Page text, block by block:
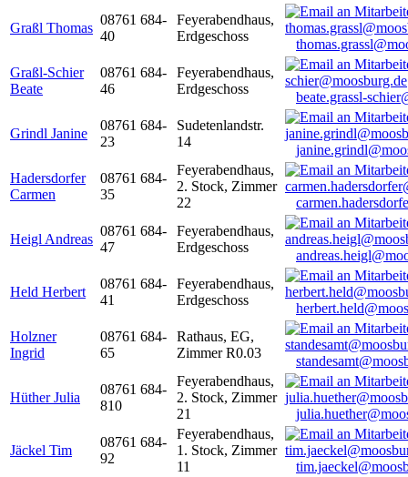
Graßl Thomas
08761 684-
40
Feyerabendhaus,
Erdgeschoss
Graßl-Schier
Beate
08761 684-
46
Feyerabendhaus,
Erdgeschoss
beate.grassl-
Grindl Janine
08761 684-
23
Sudetenlandstr.
14
Hadersdorfer
Carmen
08761 684-
35
Feyerabendhaus,
2. Stock, Zimmer
22
Heigl Andreas
08761 684-
47
Feyerabendhaus,
Erdgeschoss
Held Herbert
08761 684-
41
Feyerabendhaus,
Erdgeschoss
Holzner
Ingrid
08761 684-
65
Rathaus, EG,
Zimmer R0.03
Hüther Julia
08761 684-
810
Feyerabendhaus,
2. Stock, Zimmer
21
Jäckel Tim
08761 684-
92
Feyerabendhaus,
1. Stock, Zimmer
11